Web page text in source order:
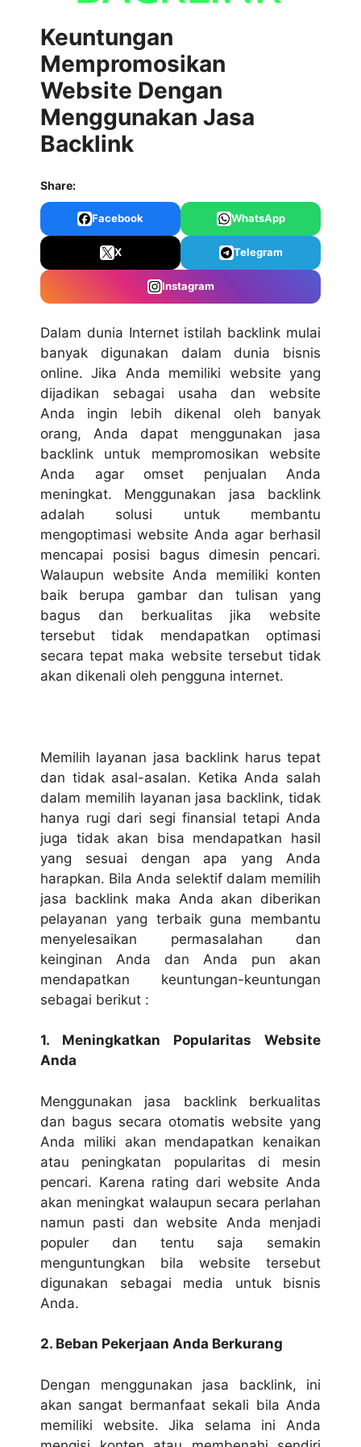
Keuntungan
Mempromosikan
Website Dengan
Menggunakan Jasa
Backlink
Share:
Facebook WhatsApp
X Telegram
Instagram
Dalam dunia Internet istilah backlink mulai
banyak digunakan dalam dunia bisnis
online. Jika Anda memiliki website yang
dijadikan sebagai usaha dan website
Anda ingin lebih dikenal oleh banyak
orang, Anda dapat menggunakan jasa
backlink untuk mempromosikan website
Anda agar omset penjualan Anda
meningkat. Menggunakan jasa backlink
adalah solusi untuk membantu
mengoptimasi website Anda agar berhasil
mencapai posisi bagus dimesin pencari.
Walaupun website Anda memiliki konten
baik berupa gambar dan tulisan yang
bagus dan berkualitas jika website
tersebut tidak mendapatkan optimasi
secara tepat maka website tersebut tidak
akan dikenali oleh pengguna internet.
Memilih layanan jasa backlink harus tepat
dan tidak asal-asalan. Ketika Anda salah
dalam memilih layanan jasa backlink, tidak
hanya rugi dari segi finansial tetapi Anda
juga tidak akan bisa mendapatkan hasil
yang sesuai dengan apa yang Anda
harapkan. Bila Anda selektif dalam memilih
jasa backlink maka Anda akan diberikan
pelayanan yang terbaik guna membantu
menyelesaikan permasalahan dan
keinginan Anda dan Anda pun akan
mendapatkan keuntungan-keuntungan
sebagai berikut :
1. Meningkatkan Popularitas Website
Anda
Menggunakan jasa backlinkberkualitas
dan bagus secara otomatis website yang
Anda miliki akan mendapatkan kenaikan
atau peningkatan popularitas di mesin
pencari. Karena rating dari website Anda
akan meningkat walaupun secara perlahan
namun pasti dan website Anda menjadi
populer dan tentu saja semakin
menguntungkan bila website tersebut
digunakan sebagai media untuk bisnis
Anda.
2. Beban Pekerjaan Anda Berkurang
Dengan menggunakan jasa backlink, ini
akan sangat bermanfaat sekali bila Anda
memiliki website. Jika selama ini Anda